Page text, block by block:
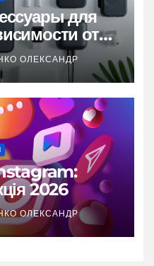
для
от
ОЛЕКСАНДР
2026
ОЛЕКСАНДР